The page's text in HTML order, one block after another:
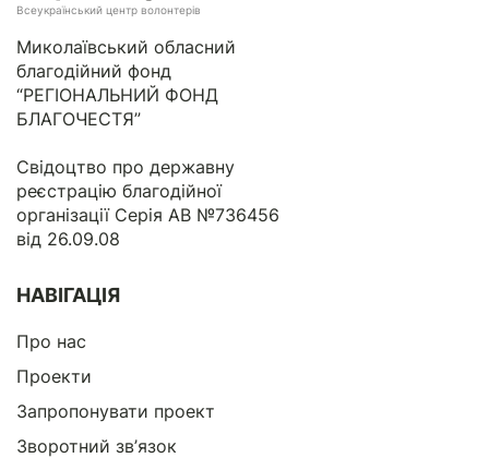
Всеукраїнський центр волонтерів
Миколаївський обласний
благодійний фонд
“РЕГІОНАЛЬНИЙ ФОНД
БЛАГОЧЕСТЯ”
Свідоцтво про державну
реєстрацію благодійної
організації Серія АВ №736456
від 26.09.08
НАВІГАЦІЯ
Про нас
Проекти
Запропонувати проект
Зворотний зв’язок